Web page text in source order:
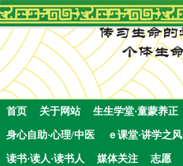
首页 关于网站 生生学堂·童蒙养正
身心自助·心理/中医
ｅ课堂·讲学之风
读书·读人·读书人
媒体关注 志愿